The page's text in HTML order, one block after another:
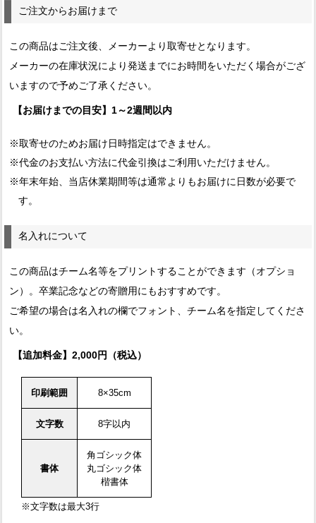
ご注文からお届けまで
この商品はご注文後、メーカーより取寄せとなります。
メーカーの在庫状況により発送までにお時間をいただく場合がござ
いますので予めご了承ください。
【お届けまでの目安】1～2週間以内
※取寄せのためお届け日時指定はできません。
※代金のお支払い方法に代金引換はご利用いただけません。
※年末年始、当店休業期間等は通常よりもお届けに日数が必要で
す。
名入れについて
この商品はチーム名等をプリントすることができます（オプショ
ン）。卒業記念などの寄贈用にもおすすめです。
ご希望の場合は名入れの欄でフォント、チーム名を指定してくださ
い。
【追加料金】2,000円（税込）
印刷範囲 8×35cm
文字数 8字以内
書体
角ゴシック体
丸ゴシック体
楷書体
※文字数は最大3行